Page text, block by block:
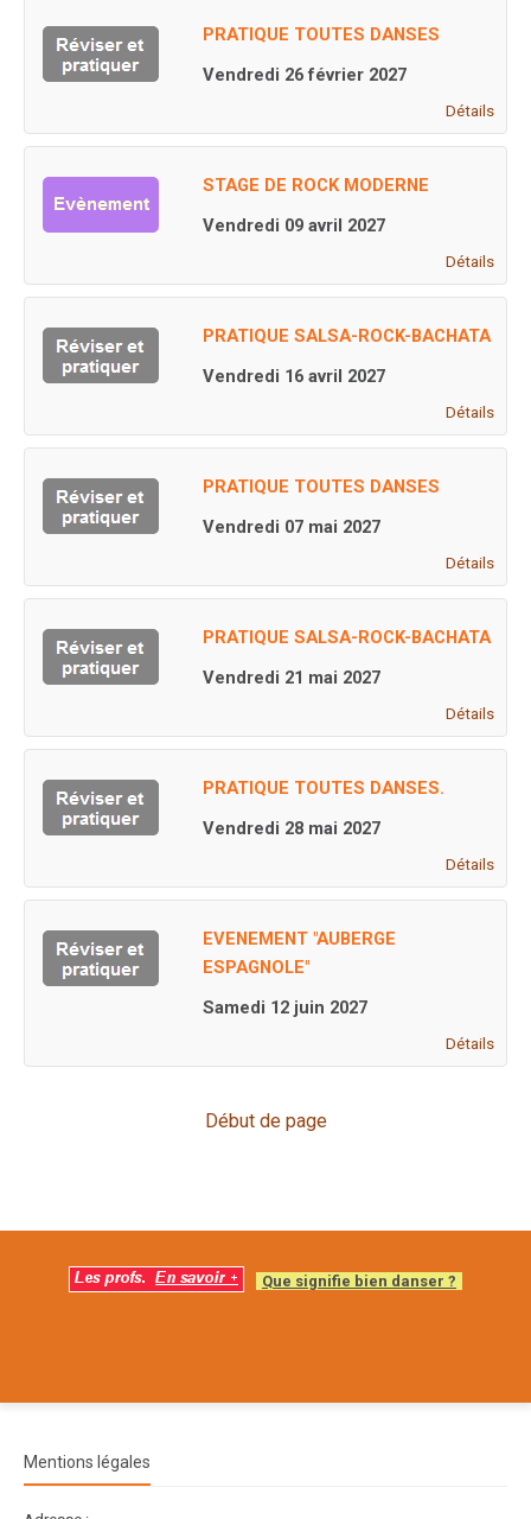
PRATIQUE TOUTES DANSES
Vendredi 26 février 2027
Détails
STAGE DE ROCK MODERNE
Vendredi 09 avril 2027
Détails
PRATIQUE SALSA-ROCK-BACHATA
Vendredi 16 avril 2027
Détails
PRATIQUE TOUTES DANSES
Vendredi 07 mai 2027
Détails
PRATIQUE SALSA-ROCK-BACHATA
Vendredi 21 mai 2027
Détails
PRATIQUE TOUTES DANSES.
Vendredi 28 mai 2027
Détails
EVENEMENT "AUBERGE
ESPAGNOLE"
Samedi 12 juin 2027
Détails
Début de page
Que signifie bien danser ?
Mentions légales